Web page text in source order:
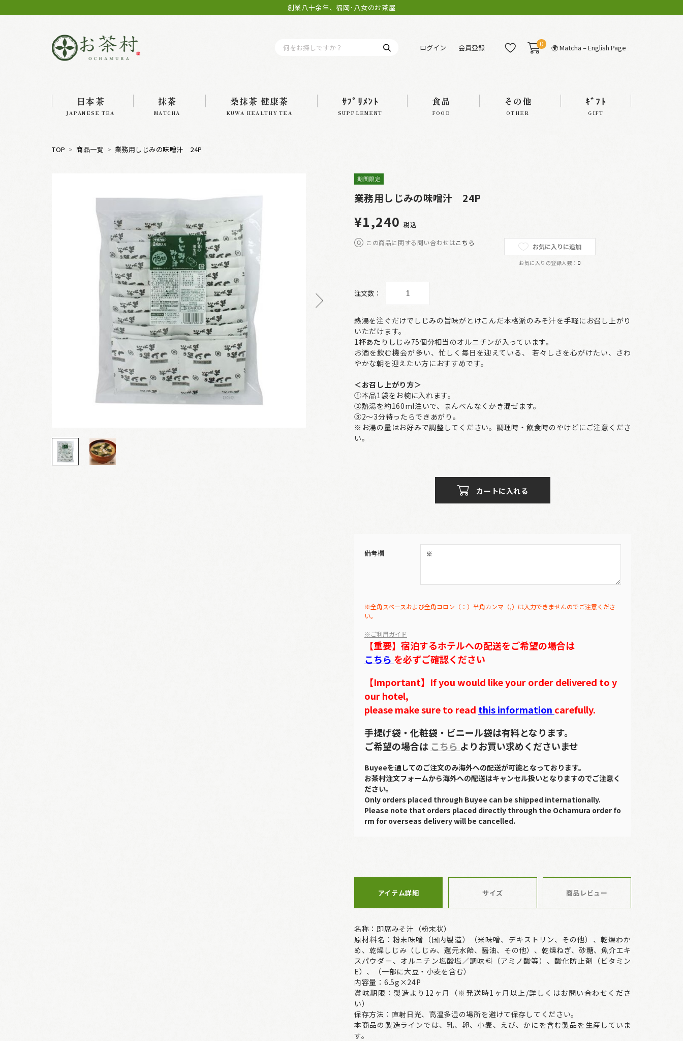
創業八十余年、福岡･八女のお茶屋
ログイン 会員登録 0 🌍 Matcha – English Page
日本茶
JAPANESE TEA
抹茶
MATCHA
桑抹茶 健康茶
KUWA HEALTHY TEA
ｻﾌﾟﾘﾒﾝﾄ
SUPPLEMENT
食品
FOOD
その他
OTHER
ｷﾞﾌﾄ
GIFT
TOP 商品一覧 業務用しじみの味噌汁 24P
期間限定
業務用しじみの味噌汁 24P
¥1,240 税込
この商品に関する問い合わせはこちら お気に入りに追加
お気に入りの登録人数： 0
注文数：
熱湯を注ぐだけでしじみの旨味がとけこんだ本格派のみそ汁を手軽にお召し上がり
いただけます。
1杯あたりしじみ75個分相当のオルニチンが入っています。
お酒を飲む機会が多い、忙しく毎日を迎えている、 若々しさを心がけたい、さわ
やかな朝を迎えたい方におすすめです。
＜お召し上がり方＞
①本品1袋をお椀に入れます。
②熱湯を約160ml注いで、まんべんなくかき混ぜます。
③2～3分待ったらできあがり。
※お湯の量はお好みで調整してください。調理時・飲食時のやけどにご注意くださ
い。
カートに入れる
備考欄
※全角スペースおよび全角コロン（：）半角カンマ（,）は入力できませんのでご注意くださ
い。
※ご利用ガイド
【重要】宿泊するホテルへの配送をご希望の場合は
こちら を必ずご確認ください
【Important】If you would like your order delivered to y
our hotel,
please make sure to read this information carefully.
手提げ袋・化粧袋・ビニール袋は有料となります。
ご希望の場合は こちら よりお買い求めくださいませ
Buyeeを通してのご注文のみ海外への配送が可能となっております。
お茶村注文フォームから海外への配送はキャンセル扱いとなりますのでご注意く
ださい。
Only orders placed through Buyee can be shipped internationally.
Please note that orders placed directly through the Ochamura order fo
rm for overseas delivery will be cancelled.
アイテム詳細 サイズ 商品レビュー
名称：即席みそ汁（粉末状）
原材料名：粉末味噌（国内製造）（米味噌、デキストリン、その他）、乾燥わか
め、乾燥しじみ（しじみ、還元水飴、醤油、その他）、乾燥ねぎ、砂糖、魚介エキ
スパウダー、オルニチン塩酸塩／調味料（アミノ酸等）、酸化防止剤（ビタミン
E）、（一部に大豆・小麦を含む）
内容量：6.5g×24P
賞味期限：製造より12ヶ月（※発送時1ヶ月以上/詳しくはお問い合わせくださ
い）
保存方法：直射日光、高温多湿の場所を避けて保存してください。
本商品の製造ラインでは、乳、卵、小麦、えび、かにを含む製品を生産していま
す。